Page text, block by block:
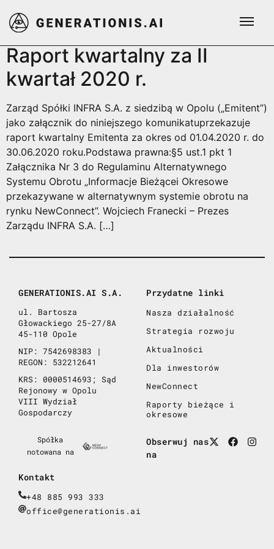
Tag:nr 15/2020
Raport kwartalny za II
kwartał 2020 r.
Zarząd Spółki INFRA S.A. z siedzibą w Opolu („Emitent”)
jako załącznik do niniejszego komunikatuprzekazuje
raport kwartalny Emitenta za okres od 01.04.2020 r. do
30.06.2020 roku.Podstawa prawna:§5 ust.1 pkt 1
Załącznika Nr 3 do Regulaminu Alternatywnego
Systemu Obrotu „Informacje Bieżącei Okresowe
przekazywane w alternatywnym systemie obrotu na
rynku NewConnect”. Wojciech Franecki – Prezes
Zarządu INFRA S.A. […]
GENERATIONIS.AI S.A.
ul. Bartosza
Głowackiego 25-27/8A
45-110 Opole
NIP: 7542698383 |
REGON: 532212641
KRS: 0000514693; Sąd
Rejonowy w Opolu
VIII Wydział
Gospodarczy
Kontakt
+48 885 993 333
office@generationis.ai
Spółka
notowana na
Przydatne linki
Nasza działalność
Strategia rozwoju
Aktualności
Dla inwestorów
NewConnect
Raporty bieżące i
okresowe
Obserwuj nas
na